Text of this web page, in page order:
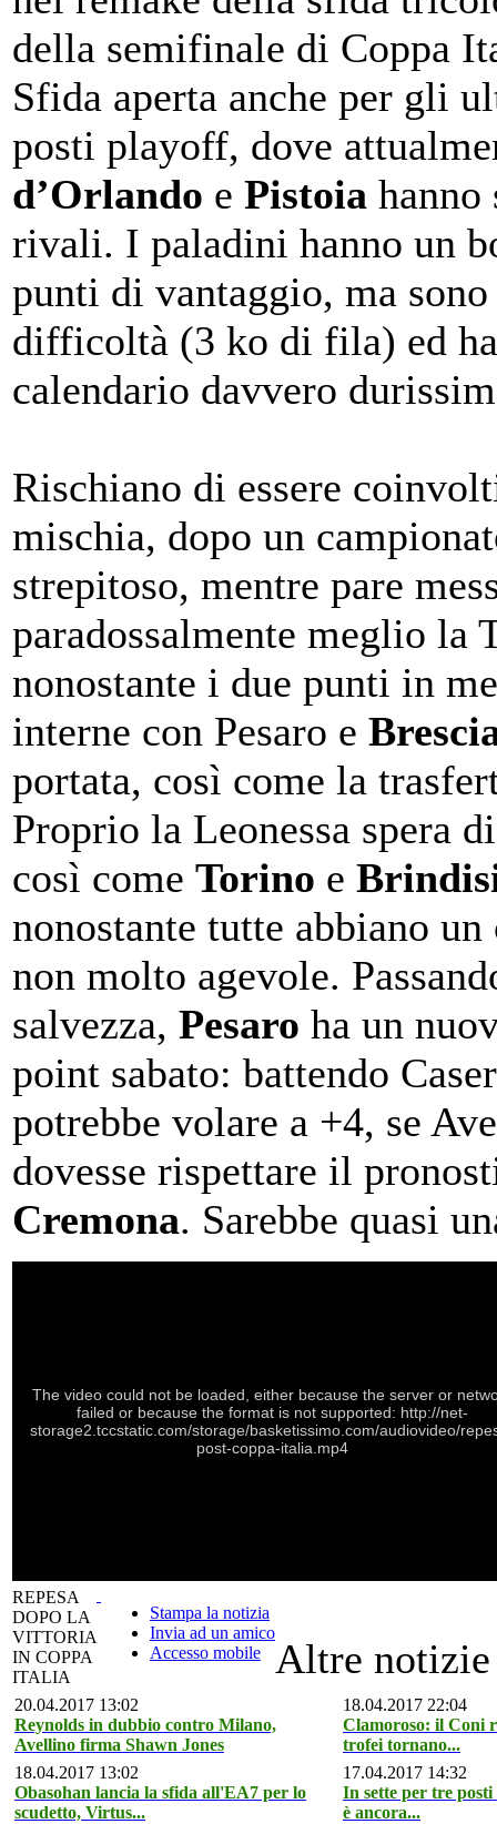
della semifinale di Coppa
Sfida aperta anche per gli
posti playoff, dove
d’Orlando e Pistoia hanno
rivali. I paladini hanno un
punti di vantaggio, ma
difficoltà (3 ko di fila) ed
calendario davvero
Rischiano di essere
mischia, dopo un
strepitoso, mentre pare
paradossalmente meglio la
nonostante i due punti in
interne con Pesaro e
portata, così come la
Proprio la Leonessa spera
così come Torino e
nonostante tutte abbiano
non molto agevole.
salvezza, Pesaro ha un
point sabato: battendo
potrebbe volare a +4, se
dovesse rispettare il
Cremona. Sarebbe quasi
The video could not be loaded, either because the server or
failed or because the format is not supported: http://net-
storage2.tccstatic.com/storage/basketissimo.com/audiovideo/
post-coppa-italia.mp4
REPESA
DOPO LA
VITTORIA
IN COPPA
ITALIA
Stampa la notizia
Invia ad un amico
Accesso mobile
Altre
20.04.2017 13:02
Reynolds in dubbio contro Milano,
Avellino firma Shawn Jones
18.04.2017 22:04
Clamoroso: il Coni
trofei tornano...
18.04.2017 13:02
Obasohan lancia la sfida all'EA7 per lo
scudetto, Virtus...
17.04.2017 14:32
In sette per tre posti
è ancora...